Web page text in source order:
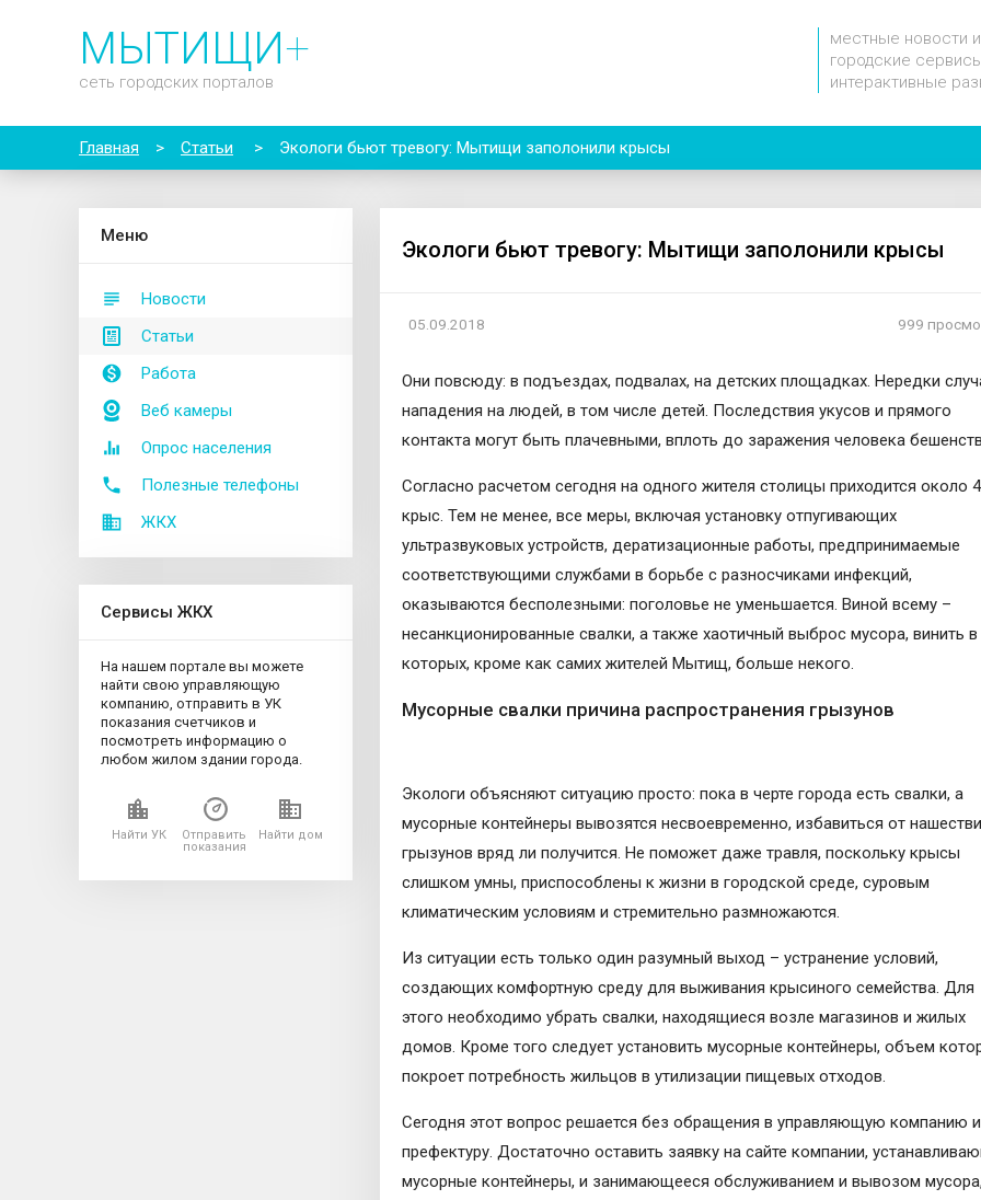
МЫТИЩИ+
сеть городских порталов
местные новости
городские
интерактивные
Главная > Статьи > Экологи бьют тревогу: Мытищи заполонили крысы
Меню
Новости
Статьи
Работа
Веб камеры
Опрос населения
Полезные телефоны
ЖКХ
Сервисы ЖКХ
На нашем портале вы можете
найти свою управляющую
компанию, отправить в УК
показания счетчиков и
посмотреть информацию о
любом жилом здании города.
Найти УК
Отправить
показания
Найти дом
Экологи бьют тревогу: Мытищи заполонили крысы
999
05.09.2018
Они повсюду: в подъездах, подвалах, на детских площадках. Нередки
нападения на людей, в том числе детей. Последствия укусов и прямого
контакта могут быть плачевными, вплоть до заражения человека
Согласно расчетом сегодня на одного жителя столицы приходится около
крыс. Тем не менее, все меры, включая установку отпугивающих
ультразвуковых устройств, дератизационные работы, предпринимаемые
соответствующими службами в борьбе с разносчиками инфекций,
оказываются бесполезными: поголовье не уменьшается. Виной всему –
несанкционированные свалки, а также хаотичный выброс мусора, винить в
которых, кроме как самих жителей Мытищ, больше некого.
Мусорные свалки причина распространения грызунов
Экологи объясняют ситуацию просто: пока в черте города есть свалки, а
мусорные контейнеры вывозятся несвоевременно, избавиться от
грызунов вряд ли получится. Не поможет даже травля, поскольку крысы
слишком умны, приспособлены к жизни в городской среде, суровым
климатическим условиям и стремительно размножаются.
Из ситуации есть только один разумный выход – устранение условий,
создающих комфортную среду для выживания крысиного семейства. Для
этого необходимо убрать свалки, находящиеся возле магазинов и жилых
домов. Кроме того следует установить мусорные контейнеры, объем
покроет потребность жильцов в утилизации пищевых отходов.
Сегодня этот вопрос решается без обращения в управляющую компанию и
префектуру. Достаточно оставить заявку на сайте компании,
мусорные контейнеры, и занимающееся обслуживанием и вывозом